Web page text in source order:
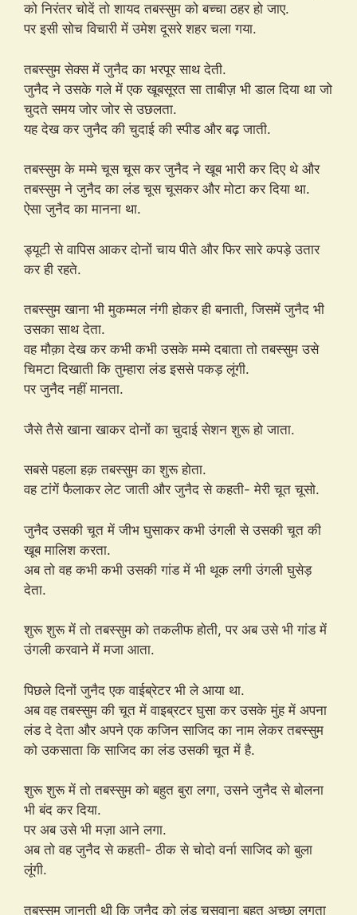
को निरंतर चोदें तो शायद तबस्सुम को बच्चा ठहर हो जाए.
पर इसी सोच विचारी में उमेश दूसरे शहर चला गया.
तबस्सुम सेक्स में जुनैद का भरपूर साथ देती.
जुनैद ने उसके गले में एक खूबसूरत सा ताबीज़ भी डाल दिया था जो
चुदते समय जोर जोर से उछलता.
यह देख कर जुनैद की चुदाई की स्पीड और बढ़ जाती.
तबस्सुम के मम्मे चूस चूस कर जुनैद ने खूब भारी कर दिए थे और
तबस्सुम ने जुनैद का लंड चूस चूसकर और मोटा कर दिया था.
ऐसा जुनैद का मानना था.
ड्यूटी से वापिस आकर दोनों चाय पीते और फिर सारे कपड़े उतार
कर ही रहते.
तबस्सुम खाना भी मुकम्मल नंगी होकर ही बनाती, जिसमें जुनैद भी
उसका साथ देता.
वह मौक़ा देख कर कभी कभी उसके मम्मे दबाता तो तबस्सुम उसे
चिमटा दिखाती कि तुम्हारा लंड इससे पकड़ लूंगी.
पर जुनैद नहीं मानता.
जैसे तैसे खाना खाकर दोनों का चुदाई सेशन शुरू हो जाता.
सबसे पहला हक़ तबस्सुम का शुरू होता.
वह टांगें फैलाकर लेट जाती और जुनैद से कहती- मेरी चूत चूसो.
जुनैद उसकी चूत में जीभ घुसाकर कभी उंगली से उसकी चूत की
खूब मालिश करता.
अब तो वह कभी कभी उसकी गांड में भी थूक लगी उंगली घुसेड़
देता.
शुरू शुरू में तो तबस्सुम को तकलीफ होती, पर अब उसे भी गांड में
उंगली करवाने में मजा आता.
पिछले दिनों जुनैद एक वाईब्रेटर भी ले आया था.
अब वह तबस्सुम की चूत में वाइब्रटर घुसा कर उसके मुंह में अपना
लंड दे देता और अपने एक कजिन साजिद का नाम लेकर तबस्सुम
को उकसाता कि साजिद का लंड उसकी चूत में है.
शुरू शुरू में तो तबस्सुम को बहुत बुरा लगा, उसने जुनैद से बोलना
भी बंद कर दिया.
पर अब उसे भी मज़ा आने लगा.
अब तो वह जुनैद से कहती- ठीक से चोदो वर्ना साजिद को बुला
लूंगी.
तबस्सुम जानती थी कि जुनैद को लंड चुसवाना बहुत अच्छा लगता